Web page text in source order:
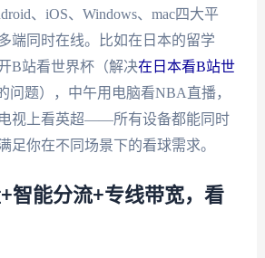
、iOS、Windows、mac四大平
端同时在线。比如在日本的留学
B站看世界杯（解决在日本看B站世
问题），中午用电脑看NBA直播，
视上看英超——所有设备都能同时
足你在不同场景下的看球需求。
智能分流+专线带宽，看